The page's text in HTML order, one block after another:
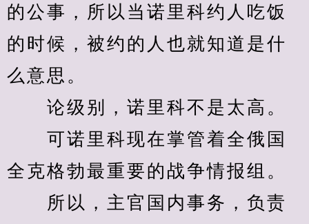
的公事，所以当诺里科约人吃饭
的时候，被约的人也就知道是什
么意思。
论级别，诺里科不是太高。
可诺里科现在掌管着全俄国
全克格勃最重要的战争情报组。
所以，主官国内事务，负责